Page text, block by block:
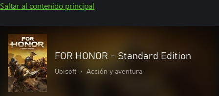
Saltar al contenido principal
FOR HONOR - Standard Edition
Ubisoft • Acción y aventura